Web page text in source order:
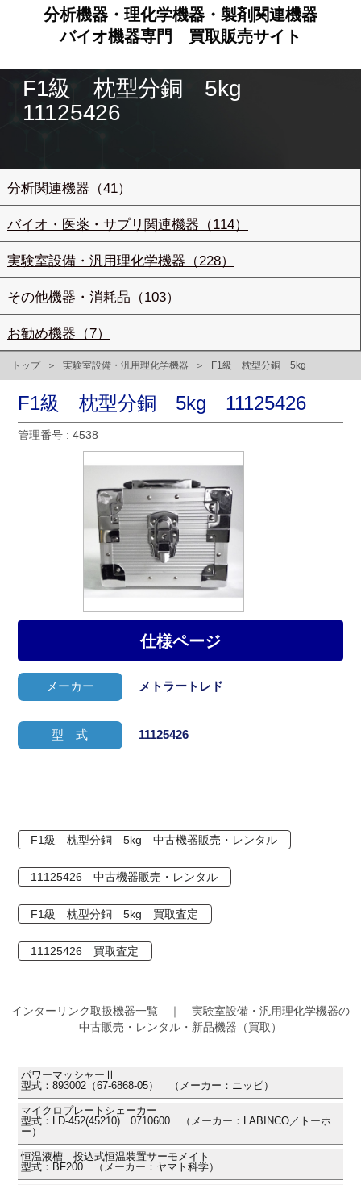
分析機器・理化学機器・製剤関連機器
バイオ機器専門
買取販売サイト
F1級 枕型分銅 5kg
11125426
分析関連機器（41）
バイオ・医薬・サプリ関連機器（114）
実験室設備・汎用理化学機器（228）
その他機器・消耗品（103）
お勧め機器（7）
トップ 実験室設備・汎用理化学機器 F1級 枕型分銅 5kg
F1級 枕型分銅 5kg 11125426
管理番号 : 4538
メーカー メトラートレド
仕様ページ
型 式 11125426
F1級 枕型分銅 5kg 中古機器販売・レンタル
11125426 中古機器販売・レンタル
F1級 枕型分銅 5kg 買取査定
11125426 買取査定
インターリンク取扱機器一覧 ｜ 実験室設備・汎用理化学機器の
中古販売・レンタル・新品機器（買取）
パワーマッシャーⅡ
型式：893002（67-6868-05） （メーカー：ニッピ）
マイクロプレートシェーカー
型式：LD-452(45210) 0710600 （メーカー：LABINCO／トーホ
ー）
恒温液槽 投込式恒温装置サーモメイト
型式：BF200 （メーカー：ヤマト科学）